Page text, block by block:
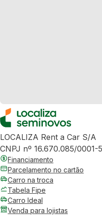
LOCALIZA Rent a Car S/A
CNPJ nº 16.670.085/0001-
Financiamento
Parcelamento no cartão
Carro na troca
Tabela Fipe
Carro Ideal
Venda para lojistas